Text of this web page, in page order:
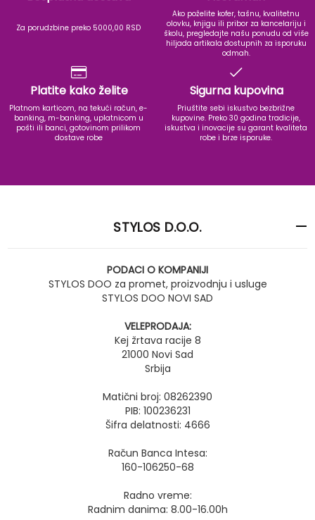
Za porudzbine preko 5000,00 RSD
Ako poželite kofer, tašnu, kvalitetnu
olovku, knjigu ili pribor za kancelariju i
školu, pregledajte našu ponudu od više
hiljada artikala dostupnih za isporuku
odmah.
Platite kako želite
Platnom karticom, na tekući račun, e-
banking, m-banking, uplatnicom u
pošti ili banci, gotovinom prilikom
dostave robe
Sigurna kupovina
Priuštite sebi iskustvo bezbrižne
kupovine. Preko 30 godina tradicije,
iskustva i inovacije su garant kvaliteta
robe i brze isporuke.
STYLOS D.O.O.
PODACI O KOMPANIJI
STYLOS DOO za promet, proizvodnju i usluge
STYLOS DOO NOVI SAD
VELEPRODAJA:
Kej žrtava racije 8
21000 Novi Sad
Srbija
Matični broj: 08262390
PIB: 100236231
Šifra delatnosti: 4666
Račun Banca Intesa:
160-106250-68
Radno vreme:
Radnim danima: 8.00-16.00h